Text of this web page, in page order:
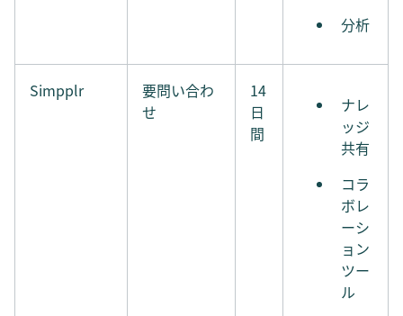
分析
Simpplr
要問い合わ
せ
14
日
間
ナレ
ッジ
共有
コラ
ボレ
ーシ
ョン
ツー
ル